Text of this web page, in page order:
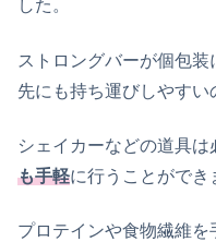
した。
ストロングバーが個包
先にも持ち運びしやすい
シェイカーなどの道具は
も手軽に行うことができ
プロテインや食物繊維